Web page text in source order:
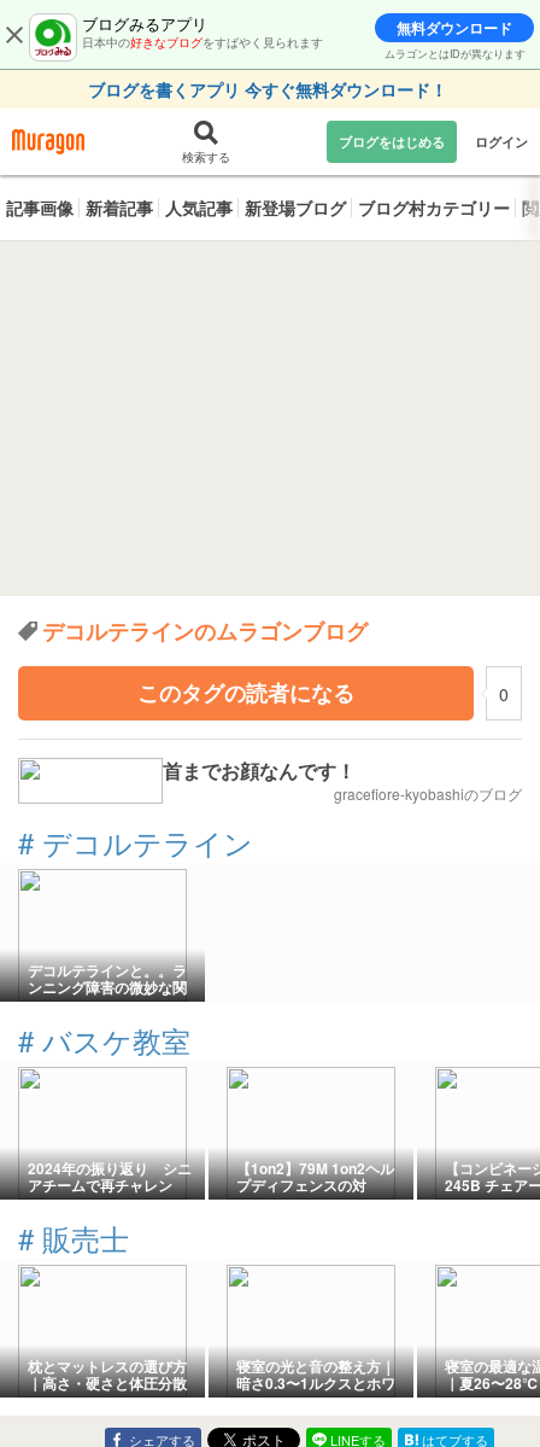
ブログみるアプリ
日本中の好きなブログをすばやく見られます
無料ダウンロード
ムラゴンとはIDが異なります
ブログを書くアプリ 今すぐ無料ダウンロード！
検索する
ブログをはじめる ログイン
記事画像 新着記事 人気記事 新登場ブログ ブログ村カテゴリー
デコルテラインのムラゴンブログ
このタグの読者になる
0
首までお顔なんです！
gracefiore-kyobashiのブログ
# デコルテライン
デコルテラインと。。ラ
ンニング障害の微妙な関
係
# バスケ教室
2024年の振り返り シニ
アチームで再チャレン
ジ 勝ちにこだわったバ
【1on2】79M 1on2ヘル
プディフェンスの対
応 ミドルクラス編89
【コンビネ
245B チェア
からのシュ
# 販売士
枕とマットレスの選び方
｜高さ・硬さと体圧分散
で快眠｜睡眠の質を上げ
る科学【第19回】
寝室の光と音の整え方｜
暗さ0.3〜1ルクスとホワ
イトノイズ｜睡眠の質を
上げる科学【第18回】
寝室の最適な
｜夏26〜28℃
20℃で快眠｜
上げる科学【
シェアする LINEする
はてブする